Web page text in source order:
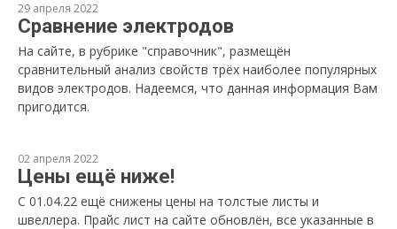
29 апреля 2022
Сравнение электродов
На сайте, в рубрике "справочник", размещён
сравнительный анализ свойств трёх наиболее популярных
видов электродов. Надеемся, что данная информация Вам
пригодится.
02 апреля 2022
Цены ещё ниже!
С 01.04.22 ещё снижены цены на толстые листы и
швеллера. Прайс лист на сайте обновлён, все указанные в